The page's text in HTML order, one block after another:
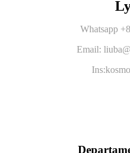
Whatsapp
Email: